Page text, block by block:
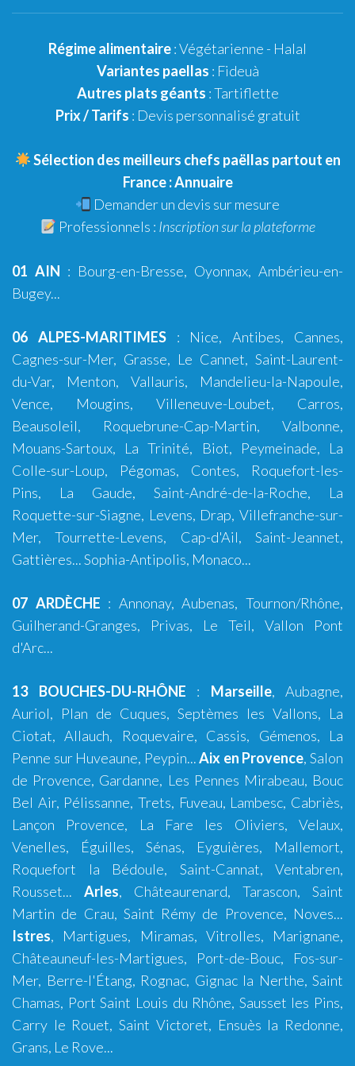
Régime alimentaire:Végétarienne - Halal
Variantes paellas : Fideuà
Autres plats géants : Tartiflette
Prix / Tarifs : Devis personnalisé gratuit
Sélection des meilleurs chefs paëllas partout en
France :Annuaire
Demander un devis sur mesure
Professionnels : Inscription sur la plateforme
01 AIN : Bourg-en-Bresse, Oyonnax, Ambérieu-en-
Bugey...
06 ALPES-MARITIMES: Nice,Antibes, Cannes,
Cagnes-sur-Mer, Grasse, Le Cannet, Saint-Laurent-
du-Var, Menton, Vallauris, Mandelieu-la-Napoule,
Vence, Mougins, Villeneuve-Loubet, Carros,
Beausoleil, Roquebrune-Cap-Martin, Valbonne,
Mouans-Sartoux, La Trinité, Biot, Peymeinade, La
Colle-sur-Loup, Pégomas, Contes, Roquefort-les-
Pins, La Gaude, Saint-André-de-la-Roche, La
Roquette-sur-Siagne, Levens, Drap, Villefranche-sur-
Mer, Tourrette-Levens, Cap-d'Ail, Saint-Jeannet,
Gattières...Sophia-Antipolis, Monaco...
07 ARDÈCHE : Annonay,Aubenas, Tournon/Rhône,
Guilherand-Granges, Privas, Le Teil, Vallon Pont
d'Arc...
13 BOUCHES-DU-RHÔNE : Marseille, Aubagne,
Auriol, Plan de Cuques, Septèmes les Vallons, La
Ciotat,Allauch, Roquevaire, Cassis, Gémenos, La
Penne sur Huveaune, Peypin...Aix en Provence,Salon
de Provence, Gardanne, Les Pennes Mirabeau, Bouc
Bel Air, Pélissanne,Trets, Fuveau, Lambesc, Cabriès,
Lançon Provence, La Fare les Oliviers,Velaux,
Venelles, Éguilles, Sénas, Eyguières, Mallemort,
Roquefort la Bédoule, Saint-Cannat, Ventabren,
Rousset... Arles, Châteaurenard, Tarascon, Saint
Martin de Crau, Saint Rémy de Provence, Noves...
Istres, Martigues, Miramas, Vitrolles, Marignane,
Châteauneuf-les-Martigues, Port-de-Bouc, Fos-sur-
Mer, Berre-l'Étang, Rognac, Gignac la Nerthe, Saint
Chamas, Port Saint Louis du Rhône, Sausset les Pins,
Carry le Rouet,Saint Victoret, Ensuès la Redonne,
Grans, Le Rove...